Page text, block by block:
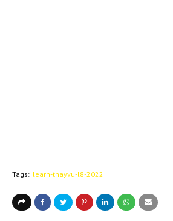
Tags: learn-thayvu-l8-2022